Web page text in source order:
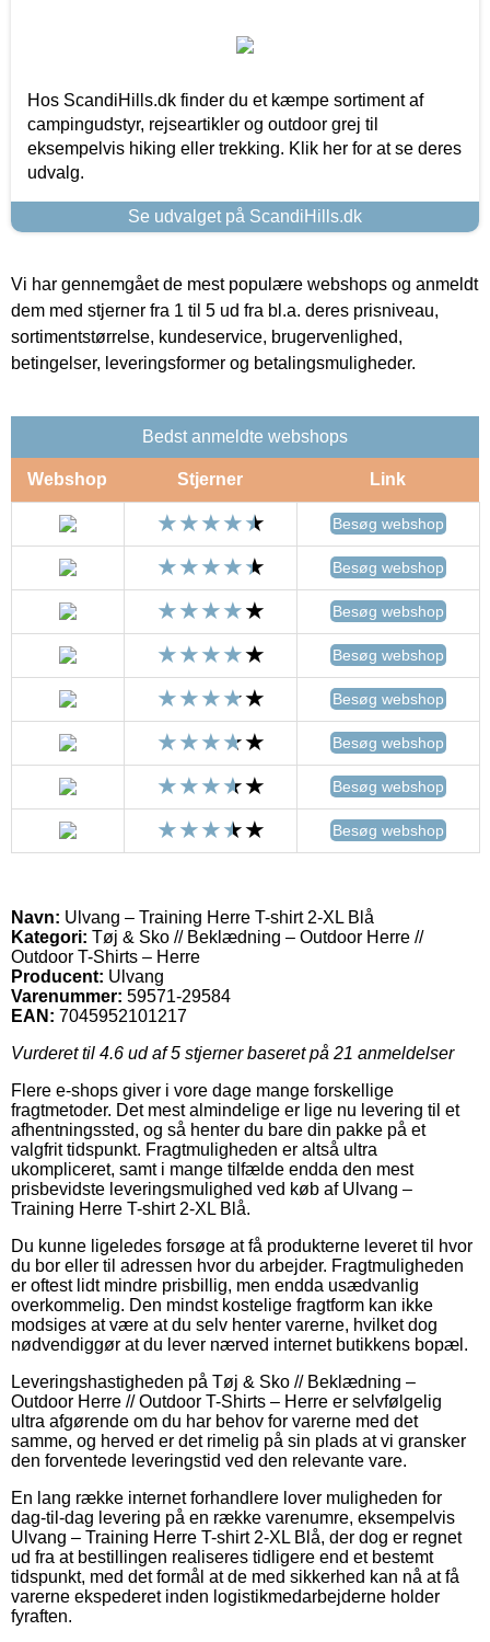
Hos ScandiHills.dk finder du et kæmpe sortiment af
campingudstyr, rejseartikler og outdoor grej til
eksempelvis hiking eller trekking. Klik her for at se deres
udvalg.
Se udvalget på ScandiHills.dk
Vi har gennemgået de mest populære webshops og anmeldt
dem med stjerner fra 1 til 5 ud fra bl.a. deres prisniveau,
sortimentstørrelse, kundeservice, brugervenlighed,
betingelser, leveringsformer og betalingsmuligheder.
Bedst anmeldte webshops
Webshop Stjerner Link
Besøg webshop
Besøg webshop
Besøg webshop
Besøg webshop
Besøg webshop
Besøg webshop
Besøg webshop
Besøg webshop
Navn: Ulvang – Training Herre T-shirt 2-XL Blå
Kategori: Tøj & Sko // Beklædning – Outdoor Herre //
Outdoor T-Shirts – Herre
Producent: Ulvang
Varenummer: 59571-29584
EAN: 7045952101217
Vurderet til 4.6 ud af 5 stjerner baseret på 21 anmeldelser
Flere e-shops giver i vore dage mange forskellige
fragtmetoder. Det mest almindelige er lige nu levering til et
afhentningssted, og så henter du bare din pakke på et
valgfrit tidspunkt. Fragtmuligheden er altså ultra
ukompliceret, samt i mange tilfælde endda den mest
prisbevidste leveringsmulighed ved køb af Ulvang –
Training Herre T-shirt 2-XL Blå.
Du kunne ligeledes forsøge at få produkterne leveret til hvor
du bor eller til adressen hvor du arbejder. Fragtmuligheden
er oftest lidt mindre prisbillig, men endda usædvanlig
overkommelig. Den mindst kostelige fragtform kan ikke
modsiges at være at du selv henter varerne, hvilket dog
nødvendiggør at du lever nærved internet butikkens bopæl.
Leveringshastigheden på Tøj & Sko // Beklædning –
Outdoor Herre // Outdoor T-Shirts – Herre er selvfølgelig
ultra afgørende om du har behov for varerne med det
samme, og herved er det rimelig på sin plads at vi gransker
den forventede leveringstid ved den relevante vare.
En lang række internet forhandlere lover muligheden for
dag-til-dag levering på en række varenumre, eksempelvis
Ulvang – Training Herre T-shirt 2-XL Blå, der dog er regnet
ud fra at bestillingen realiseres tidligere end et bestemt
tidspunkt, med det formål at de med sikkerhed kan nå at få
varerne ekspederet inden logistikmedarbejderne holder
fyraften.